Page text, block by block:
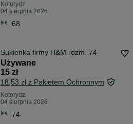
Kotorydz
04 sierpnia 2026
68
Sukienka firmy H&M rozm. 74
Używane
15 zł
18,53 zł z Pakietem Ochronnym
Kotorydz
04 sierpnia 2026
74